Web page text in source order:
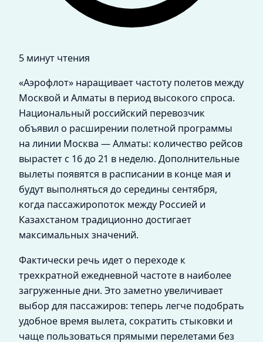
5 минут чтения
«Аэрофлот» наращивает частоту полетов между
Москвой и Алматы в период высокого спроса.
Национальный российский перевозчик
объявил о расширении полетной программы
на линии Москва — Алматы: количество рейсов
вырастет с 16 до 21 в неделю. Дополнительные
вылеты появятся в расписании в конце мая и
будут выполняться до середины сентября,
когда пассажиропоток между Россией и
Казахстаном традиционно достигает
максимальных значений.
Фактически речь идет о переходе к
трехкратной ежедневной частоте в наиболее
загруженные дни. Это заметно увеличивает
выбор для пассажиров: теперь легче подобрать
удобное время вылета, сократить стыковки и
чаще пользоваться прямыми перелетами без